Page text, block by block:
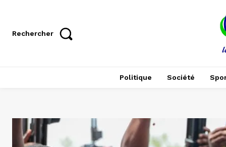
Rechercher
Politique Société